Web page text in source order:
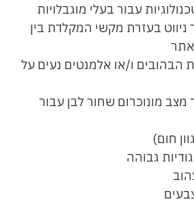
עבור בעלי מוגבלויות
ניווט בעזרת מקשי המקלדת בין
ו/או אלמנטים נעים על
מונוכרום שחור לבן עבור
חום)
גבוהה